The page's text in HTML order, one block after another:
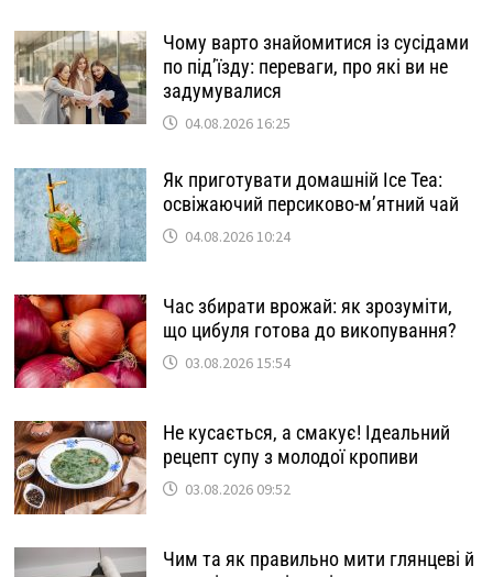
Чому варто знайомитися із сусідами
по під’їзду: переваги, про які ви не
задумувалися
04.08.2026 16:25
Як приготувати домашній Ice Tea:
освіжаючий персиково-м’ятний чай
04.08.2026 10:24
Час збирати врожай: як зрозуміти,
що цибуля готова до викопування?
03.08.2026 15:54
Не кусається, а смакує! Ідеальний
рецепт супу з молодої кропиви
03.08.2026 09:52
Чим та як правильно мити глянцеві й